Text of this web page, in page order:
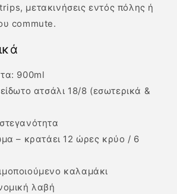
μετακινήσεις εντός πόλης ή
commute.
900ml
ατσάλι 18/8 (εσωτερικά &
– κρατάει 12 ώρες κρύο / 6
καλαμάκι
λαβή